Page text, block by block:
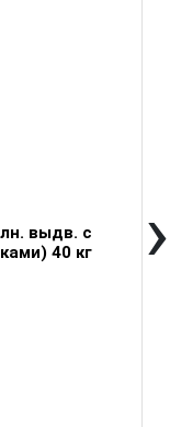
выдв. с
40 кг
›